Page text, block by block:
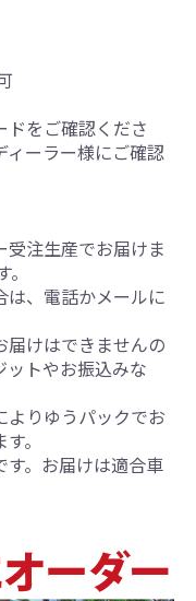
をご確認くださ
ィーラー様にご確認
注生産でお届けま
は、電話かメールに
届けはできませんの
ットやお振込みな
よりゆうパックでお
。
す。お届けは適合車